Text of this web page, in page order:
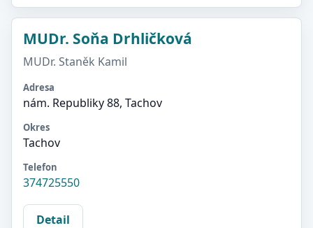
MUDr. Soňa Drhličková
MUDr. Staněk Kamil
Adresa
nám. Republiky 88, Tachov
Okres
Tachov
Telefon
374725550
Detail